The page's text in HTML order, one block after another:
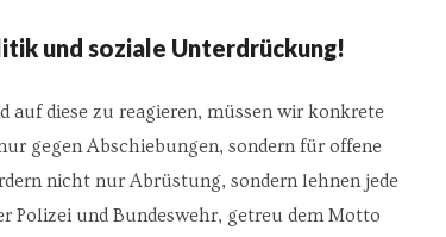
und soziale Unterdrückung!
auf diese zu reagieren, müssen wir konkrete
gegen Abschiebungen, sondern für offene
nicht nur Abrüstung, sondern lehnen jede
Polizei und Bundeswehr, getreu dem Motto